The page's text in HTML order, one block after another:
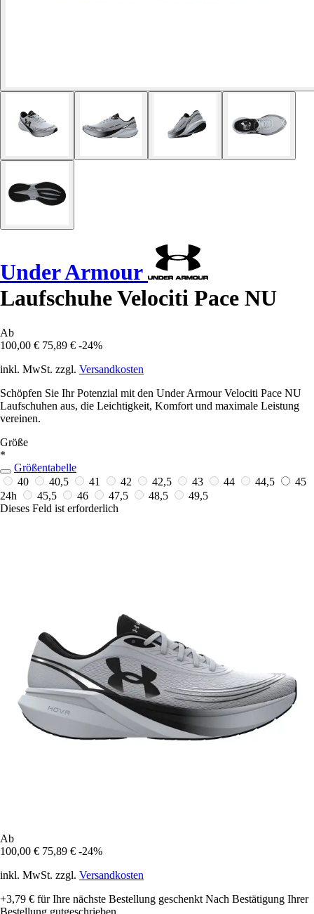
Under Armour
Laufschuhe Velociti Pace NU
Ab
100,00 € 75,89 € -24%
inkl. MwSt. zzgl. Versandkosten
Schöpfen Sie Ihr Potenzial mit den Under Armour Velociti Pace NU
Laufschuhen aus, die Leichtigkeit, Komfort und maximale Leistung
vereinen.
Größe
*
Größentabelle
40
40,5 41 42 42,5 43 44 44,5
45
24h
45,5 46 47,5 48,5
49,5
Dieses Feld ist erforderlich
Ab
100,00 € 75,89 € -24%
inkl. MwSt. zzgl. Versandkosten
+3,79 € für Ihre nächste Bestellung geschenkt Nach Bestätigung Ihrer
Bestellung gutgeschrieben